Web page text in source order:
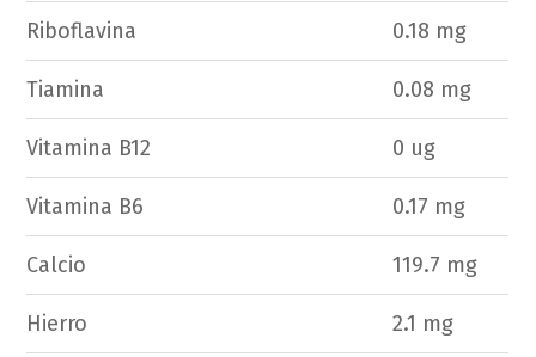
Riboflavina 0.18 mg
Tiamina 0.08 mg
Vitamina B12 0 ug
Vitamina B6 0.17 mg
Calcio 119.7 mg
Hierro 2.1 mg